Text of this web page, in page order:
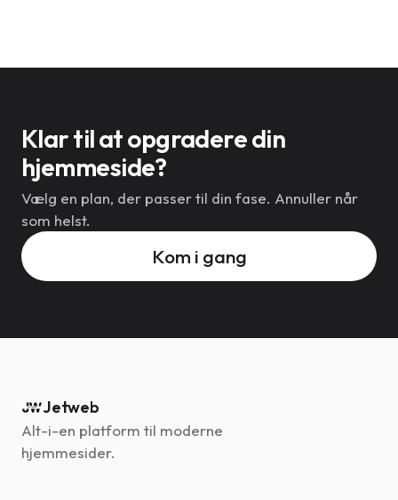
Klar til at opgradere din
hjemmeside?
Vælg en plan, der passer til din fase. Annuller når
som helst.
Kom i gang
Jetweb
Alt-i-en platform til moderne
hjemmesider.